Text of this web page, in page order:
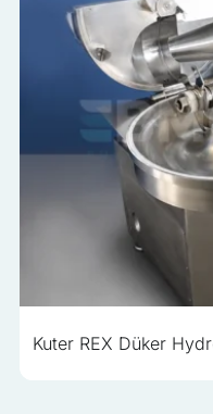
Kuter REX Düker